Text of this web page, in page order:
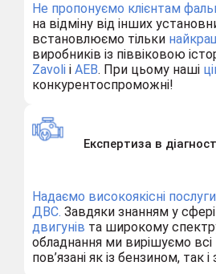
Не пропонуємо клієнтам
на відміну від інших
встановлюємо тільки
виробників із піввіковою
Zavoli і AEB. При цьому наші
конкурентоспроможні!
Експертиза в
Надаємо високоякісні
ДВС. Завдяки знанням у сфері
двигунів та широкому
обладнання ми вирішуємо
пов’язані як із бензином, так